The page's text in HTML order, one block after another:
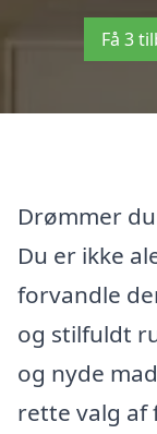
Få 3
Drømmer
Du er ikke
forvandle
og stilfuldt
og nyde
rette valg af